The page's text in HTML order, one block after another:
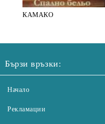
КАМАКО
Бързи връзки:
Начало
Рекламации